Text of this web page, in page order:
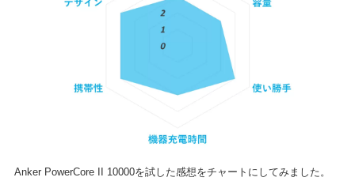
Anker PowerCore II 10000を試した感想をチャートにしてみました。